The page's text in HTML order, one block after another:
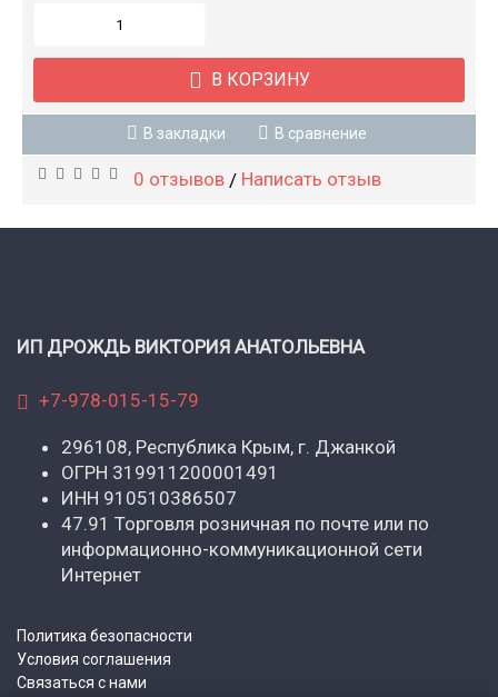
В КОРЗИНУ
В закладки В сравнение
0 отзывов / Написать отзыв
ИП ДРОЖДЬ ВИКТОРИЯ АНАТОЛЬЕВНА
+7-978-015-15-79
296108, Республика Крым, г. Джанкой
ОГРН 319911200001491
ИНН 910510386507
47.91 Торговля розничная по почте или по
информационно-коммуникационной сети
Интернет
Политика безопасности
Условия соглашения
Связаться с нами